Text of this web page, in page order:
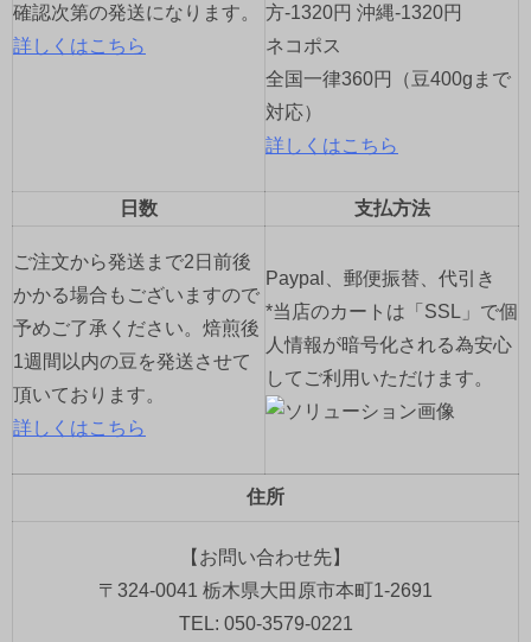
確認次第の発送になります。
詳しくはこちら
方-1320円 沖縄-1320円
ネコポス
全国一律360円（豆400gまで
対応）
詳しくはこちら
日数 支払方法
ご注文から発送まで2日前後
かかる場合もございますので
予めご了承ください。焙煎後
1週間以内の豆を発送させて
頂いております。
詳しくはこちら
Paypal、郵便振替、代引き
*当店のカートは「SSL」で個
人情報が暗号化される為安心
してご利用いただけます。
住所
【お問い合わせ先】
〒324-0041 栃木県大田原市本町1-2691
TEL: 050-3579-0221